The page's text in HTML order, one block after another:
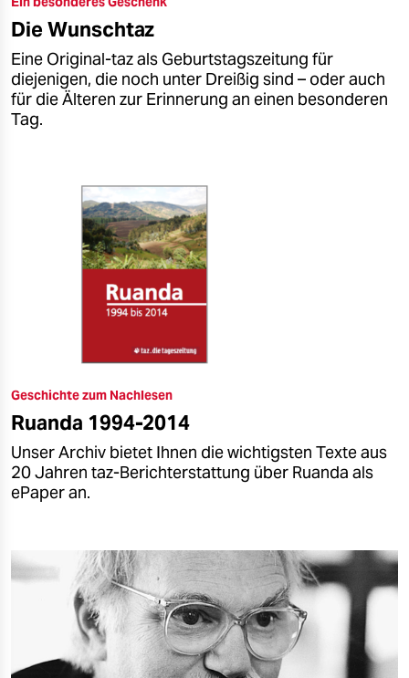
epaper login
Die Wunschtaz
Eine Original-taz als Geburtstagszeitung für
diejenigen, die noch unter Dreißig sind – oder auch
für die Älteren zur Erinnerung an einen besonderen
Tag.
Geschichte zum Nachlesen
Ruanda 1994-2014
Unser Archiv bietet Ihnen die wichtigsten Texte aus
20 Jahren taz-Berichterstattung über Ruanda als
ePaper an.